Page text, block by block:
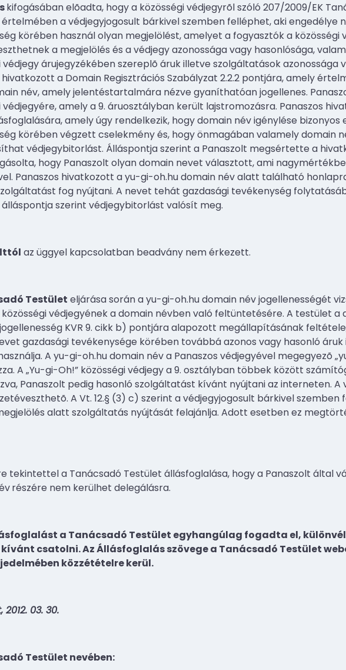
kifogásában elõadta, hogy a közösségi védjegyrõl szóló 207/2009/EK
a védjegyjogosult bárkivel szemben felléphet, aki engedélye
körében használ olyan megjelölést, amelyet a fogyasztók a közösségi
a megjelölés és a védjegy azonossága vagy hasonlósága,
védjegy árujegyzékében szereplõ áruk illetve szolgáltatások azonossága
hivatkozott a Domain Regisztrációs Szabályzat 2.2.2 pontjára, amely
név, amely jelentéstartalmára nézve gyaníthatóan jogellenes.
védjegyére, amely a 9. áruosztályban került lajstromozásra. Panaszos
amely úgy rendelkezik, hogy domain név igénylése
körében végzett cselekmény és, hogy önmagában valamely domain
védjegybitorlást. Álláspontja szerint a Panaszolt megsértette a
hogy Panaszolt olyan domain nevet választott, ami
Panaszos hivatkozott a yu-gi-oh.hu domain név alatt található
fog nyújtani. A nevet tehát gazdasági tevékenység
álláspontja szerint védjegybitorlást valósít meg.
az üggyel kapcsolatban beadvány nem érkezett.
Testület eljárása során a yu-gi-oh.hu domain név jogellenességét
közösségi védjegyének a domain névben való feltüntetésére. A testület a
KVR 9. cikk b) pontjára alapozott megállapításának
gazdasági tevékenysége körében továbbá azonos vagy hasonló
A yu-gi-oh.hu domain név a Panaszos védjegyével megegyezõ
A „Yu-gi-Oh!” közösségi védjegy a 9. osztályban többek között
Panaszolt pedig hasonló szolgáltatást kívánt nyújtani az interneten. A
A Vt. 12.§ (3) c) szerint a védjegyjogosult bárkivel szemben
alatt szolgáltatás nyújtását felajánlja. Adott esetben ez
tekintettel a Tanácsadó Testület állásfoglalása, hogy a Panaszolt által
részére nem kerülhet delegálásra.
a Tanácsadó Testület egyhangúlag fogadta el,
kívánt csatolni. Az Állásfoglalás szövege a Tanácsadó Testület
közzétételre kerül.
03. 30.
Testület nevében: